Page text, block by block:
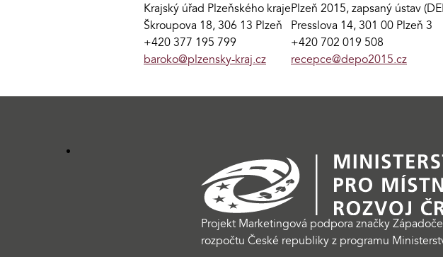
Krajský úřad Plzeňského kraje
Škroupova 18, 306 13 Plzeň
+420 377 195 799
baroko@plzensky-kraj.cz
Plzeň 2015, zapsaný ústav
Presslova 14, 301 00 Plzeň 3
+420 702 019 508
recepce@depo2015.cz
Projekt Marketingová podpora značky
rozpočtu České republiky z programu